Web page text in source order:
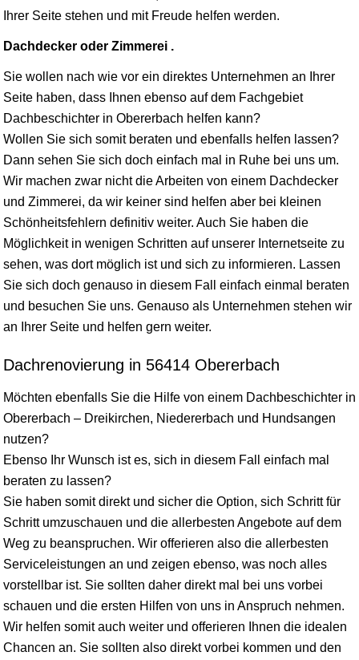
Ihrer Seite stehen und mit Freude helfen werden.
Dachdecker oder Zimmerei .
Sie wollen nach wie vor ein direktes Unternehmen an Ihrer
Seite haben, dass Ihnen ebenso auf dem Fachgebiet
Dachbeschichter in Obererbach helfen kann?
Wollen Sie sich somit beraten und ebenfalls helfen lassen?
Dann sehen Sie sich doch einfach mal in Ruhe bei uns um.
Wir machen zwar nicht die Arbeiten von einem Dachdecker
und Zimmerei, da wir keiner sind helfen aber bei kleinen
Schönheitsfehlern definitiv weiter. Auch Sie haben die
Möglichkeit in wenigen Schritten auf unserer Internetseite zu
sehen, was dort möglich ist und sich zu informieren. Lassen
Sie sich doch genauso in diesem Fall einfach einmal beraten
und besuchen Sie uns. Genauso als Unternehmen stehen wir
an Ihrer Seite und helfen gern weiter.
Dachrenovierung in 56414 Obererbach
Möchten ebenfalls Sie die Hilfe von einem Dachbeschichter in
Obererbach – Dreikirchen, Niedererbach und Hundsangen
nutzen?
Ebenso Ihr Wunsch ist es, sich in diesem Fall einfach mal
beraten zu lassen?
Sie haben somit direkt und sicher die Option, sich Schritt für
Schritt umzuschauen und die allerbesten Angebote auf dem
Weg zu beanspruchen. Wir offerieren also die allerbesten
Serviceleistungen an und zeigen ebenso, was noch alles
vorstellbar ist. Sie sollten daher direkt mal bei uns vorbei
schauen und die ersten Hilfen von uns in Anspruch nehmen.
Wir helfen somit auch weiter und offerieren Ihnen die idealen
Chancen an. Sie sollten also direkt vorbei kommen und den